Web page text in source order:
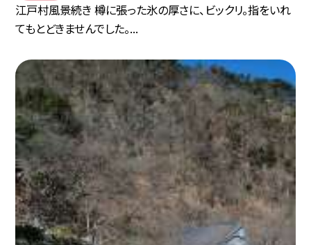
江戸村風景続き 樽に張った氷の厚さに、ビックリ。指をいれ
てもとどきませんでした。...